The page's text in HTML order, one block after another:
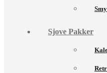
Sjove Pakker